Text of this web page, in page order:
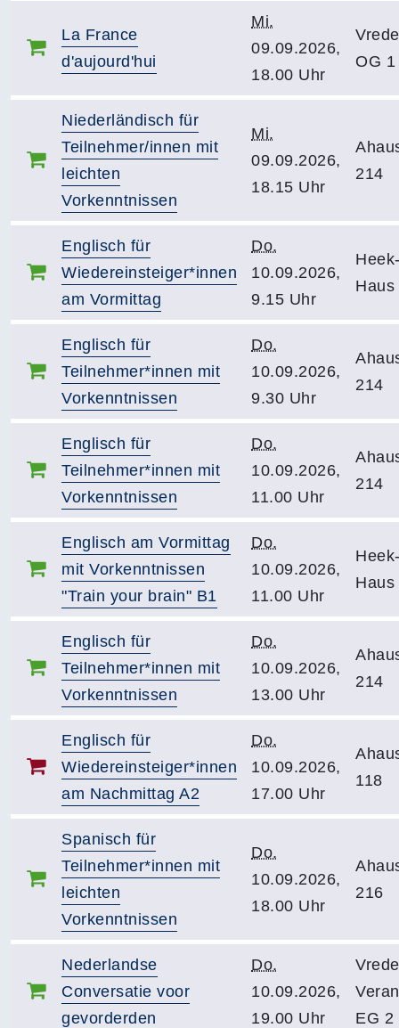
La France
d'aujourd'hui
Mi.
09.09.2026,
18.00 Uhr
OG 1
Niederländisch für
Teilnehmer/innen mit
leichten
Vorkenntnissen
Mi.
09.09.2026,
18.15 Uhr
214
Englisch für
Wiedereinsteiger*innen
am Vormittag
Do.
10.09.2026,
9.15 Uhr
Englisch für
Teilnehmer*innen mit
Vorkenntnissen
Do.
10.09.2026,
9.30 Uhr
214
Englisch für
Teilnehmer*innen mit
Vorkenntnissen
Do.
10.09.2026,
11.00 Uhr
214
Englisch am Vormittag
mit Vorkenntnissen
"Train your brain" B1
Do.
10.09.2026,
11.00 Uhr
Englisch für
Teilnehmer*innen mit
Vorkenntnissen
Do.
10.09.2026,
13.00 Uhr
214
Englisch für
Wiedereinsteiger*innen
am Nachmittag A2
Do.
10.09.2026,
17.00 Uhr
118
Spanisch für
Teilnehmer*innen mit
leichten
Vorkenntnissen
Do.
10.09.2026,
18.00 Uhr
216
Nederlandse
Conversatie voor
gevorderden
Do.
10.09.2026,
19.00 Uhr
EG 2